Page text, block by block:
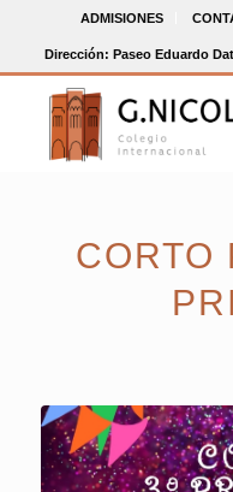
ADMISIONES
Dirección: Paseo Eduardo
CORTO